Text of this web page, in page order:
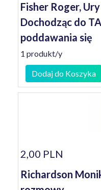
Fisher Roger,
Dochodząc do
poddawania się
1 produkt/y
Dodaj do Koszyka
2,00 PLN
Richardson